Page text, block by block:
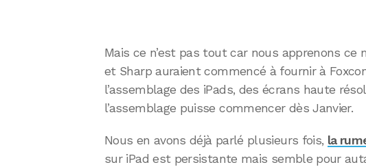
Mais ce n’est pas tout car nous apprenons ce
et Sharp auraient commencé à fournir à
l’assemblage des iPads, des écrans haute
l’assemblage puisse commencer dès Janvier.
Nous en avons déjà parlé plusieurs fois, la
sur iPad est persistante mais semble pour